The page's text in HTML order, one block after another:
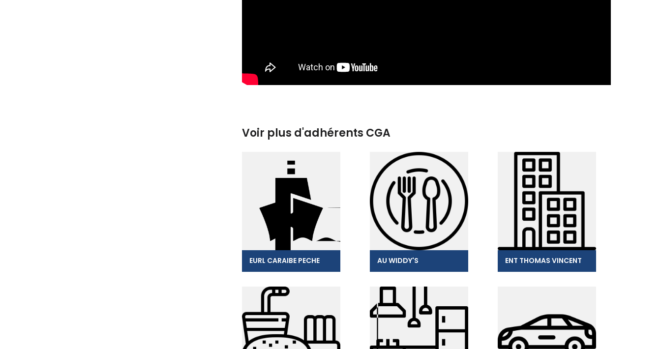
Voir plus d'adhérents CGA
EURL CARAIBE PECHE AU WIDDY'S ENT THOMAS VINCENT